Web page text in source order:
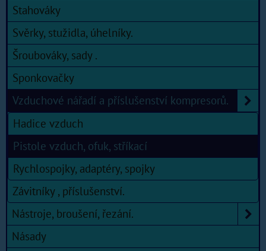
Stahováky
Svěrky, stužidla, úhelníky.
Šroubováky, sady .
Sponkovačky
Vzduchové nářadí a příslušenství kompresorů.
Hadice vzduch
Pistole vzduch, ofuk, stříkací
Rychlospojky, adaptéry, spojky
Závitníky , příslušenství.
Nástroje, broušení, řezání.
Násady